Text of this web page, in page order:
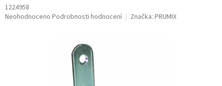
1224958
Průměrné
Neohodnoceno Podrobnosti hodnocení Značka: PRUMIX